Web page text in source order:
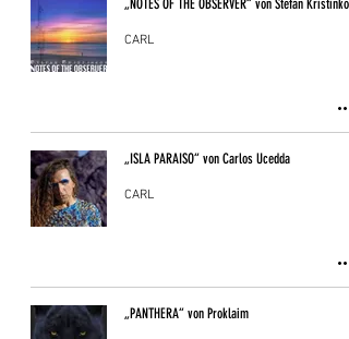
„NOTES OF THE OBSERVER“ von Stefan Kristinkov
CARL
„ISLA PARAISO“ von Carlos Ucedda
CARL
„PANTHERA“ von Proklaim